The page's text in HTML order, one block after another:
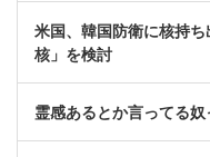
米国、韓国防衛に核持
核」を検討
霊感あるとか言ってる